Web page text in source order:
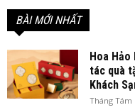
BÀI MỚI NHẤT
Hoa
tác quà
Khách
Tháng Tám